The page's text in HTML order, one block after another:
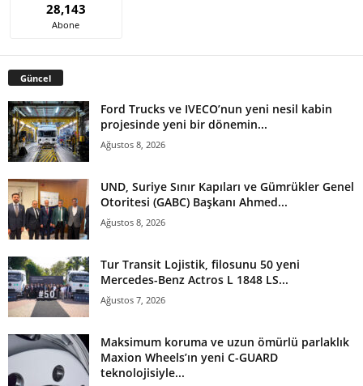
28,143
Abone
Güncel
Ford Trucks ve IVECO’nun yeni nesil kabin
projesinde yeni bir dönemin...
Ağustos 8, 2026
UND, Suriye Sınır Kapıları ve Gümrükler Genel
Otoritesi (GABC) Başkanı Ahmed...
Ağustos 8, 2026
Tur Transit Lojistik, filosunu 50 yeni
Mercedes-Benz Actros L 1848 LS...
Ağustos 7, 2026
Maksimum koruma ve uzun ömürlü parlaklık
Maxion Wheels’ın yeni C-GUARD
teknolojisiyle...